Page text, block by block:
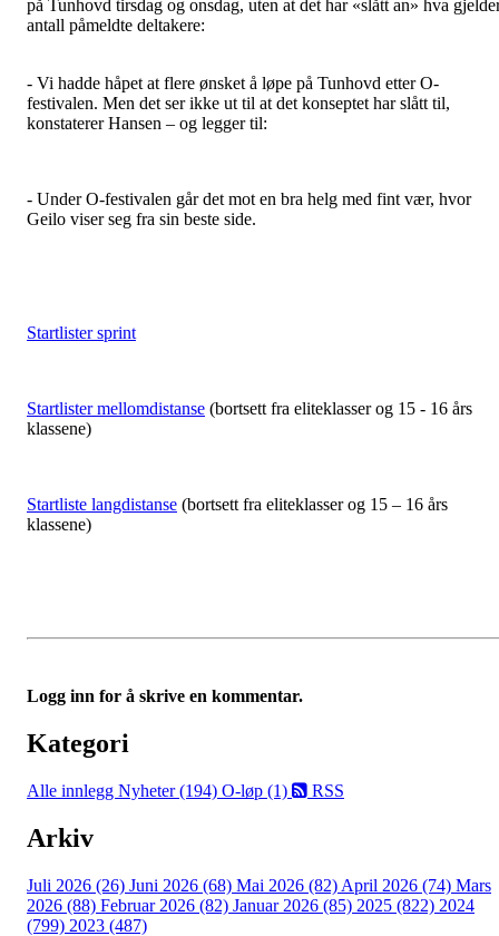
på Tunhovd tirsdag og onsdag, uten at det har «slått an» hva
antall påmeldte deltakere:
- Vi hadde håpet at flere ønsket å løpe på Tunhovd etter O-
festivalen. Men det ser ikke ut til at det konseptet har slått til,
konstaterer Hansen – og legger til:
- Under O-festivalen går det mot en bra helg med fint vær, hvor
Geilo viser seg fra sin beste side.
Startlister sprint
Startlister mellomdistanse (bortsett fra eliteklasser og 15 - 16 års
klassene)
Startliste langdistanse (bortsett fra eliteklasser og 15 – 16 års
klassene)
Logg inn for å skrive en kommentar.
Kategori
Alle innlegg Nyheter (194) O-løp (1) RSS
Arkiv
Juli 2026 (26) Juni 2026 (68) Mai 2026 (82) April 2026 (74) Mars
2026 (88) Februar 2026 (82) Januar 2026 (85) 2025 (822) 2024
(799) 2023 (487)